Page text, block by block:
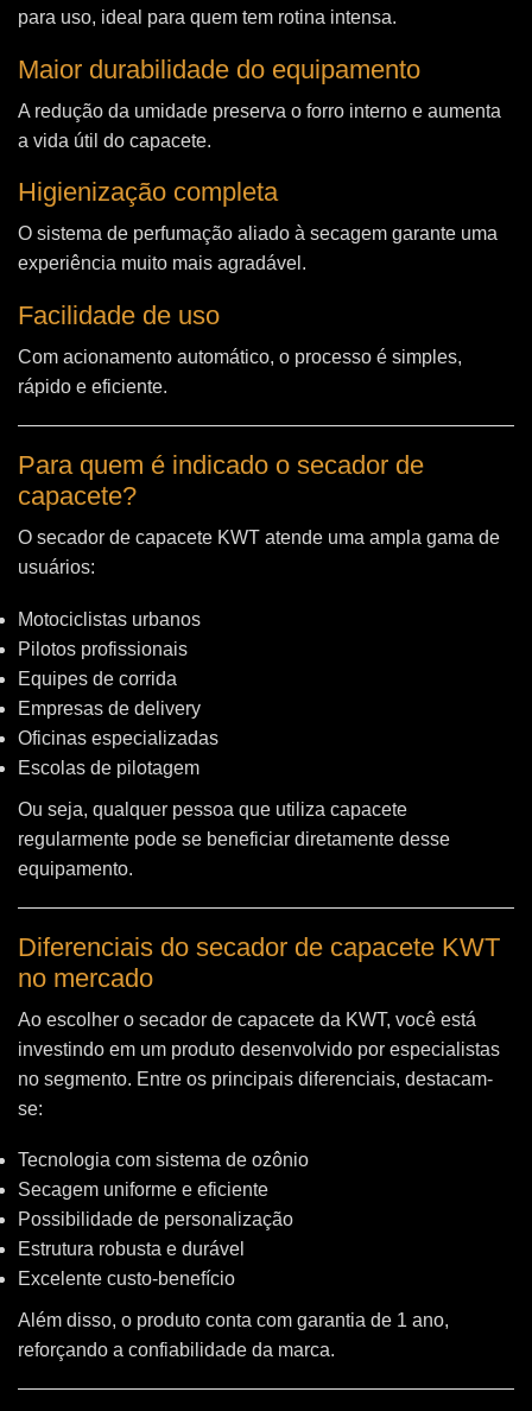
para uso, ideal para quem tem rotina intensa.
Maior durabilidade do equipamento
A redução da umidade preserva o forro interno e aumenta
a vida útil do capacete.
Higienização completa
O sistema de perfumação aliado à secagem garante uma
experiência muito mais agradável.
Facilidade de uso
Com acionamento automático, o processo é simples,
rápido e eficiente.
Para quem é indicado o secador de
capacete?
O secador de capacete KWT atende uma ampla gama de
usuários:
Motociclistas urbanos
Pilotos profissionais
Equipes de corrida
Empresas de delivery
Oficinas especializadas
Escolas de pilotagem
Ou seja, qualquer pessoa que utiliza capacete
regularmente pode se beneficiar diretamente desse
equipamento.
Diferenciais do secador de capacete KWT
no mercado
Ao escolher o secador de capacete da KWT, você está
investindo em um produto desenvolvido por especialistas
no segmento. Entre os principais diferenciais, destacam-
se:
Tecnologia com sistema de ozônio
Secagem uniforme e eficiente
Possibilidade de personalização
Estrutura robusta e durável
Excelente custo-benefício
Além disso, o produto conta com garantia de 1 ano,
reforçando a confiabilidade da marca.